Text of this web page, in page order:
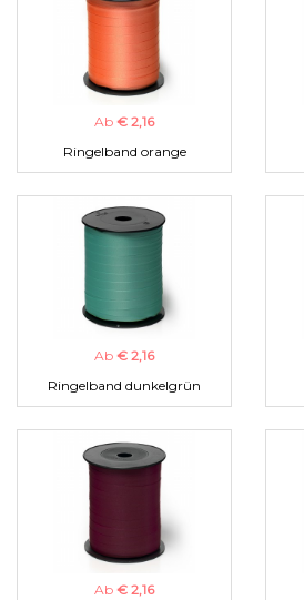
Ab € 2,16
Ringelband orange
Ab € 2,16
Ringelband dunkelgrün
Ab € 2,16